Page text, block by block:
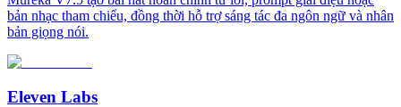
bản nhạc tham chiếu, đồng thời hỗ trợ sáng tác đa ngôn ngữ và nhân
bản giọng nói.
Eleven Labs